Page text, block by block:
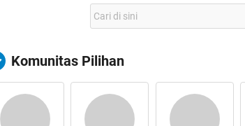
Komunitas Pilihan